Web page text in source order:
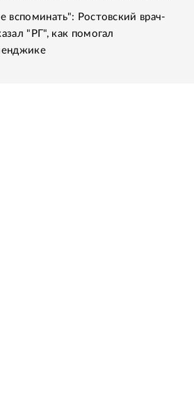
вспоминать": Ростовский врач-
"РГ", как помогал